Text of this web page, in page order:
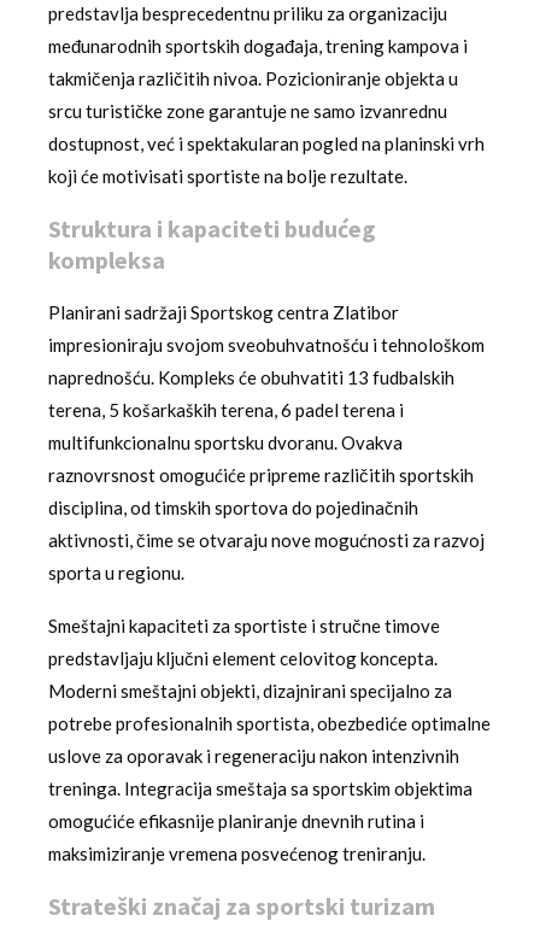
predstavlja besprecedentnu priliku za organizaciju
međunarodnih sportskih događaja, trening kampova i
takmičenja različitih nivoa. Pozicioniranje objekta u
srcu turističke zone garantuje ne samo izvanrednu
dostupnost, već i spektakularan pogled na planinski vrh
koji će motivisati sportiste na bolje rezultate.
Struktura i kapaciteti budućeg
kompleksa
Planirani sadržaji Sportskog centra Zlatibor
impresioniraju svojom sveobuhvatnošću i tehnološkom
naprednošću. Kompleks će obuhvatiti 13 fudbalskih
terena, 5 košarkaških terena, 6 padel terena i
multifunkcionalnu sportsku dvoranu. Ovakva
raznovrsnost omogućiće pripreme različitih sportskih
disciplina, od timskih sportova do pojedinačnih
aktivnosti, čime se otvaraju nove mogućnosti za razvoj
sporta u regionu.
Smeštajni kapaciteti za sportiste i stručne timove
predstavljaju ključni element celovitog koncepta.
Moderni smeštajni objekti, dizajnirani specijalno za
potrebe profesionalnih sportista, obezbediće optimalne
uslove za oporavak i regeneraciju nakon intenzivnih
treninga. Integracija smeštaja sa sportskim objektima
omogućiće efikasnije planiranje dnevnih rutina i
maksimiziranje vremena posvećenog treniranju.
Strateški značaj za sportski turizam